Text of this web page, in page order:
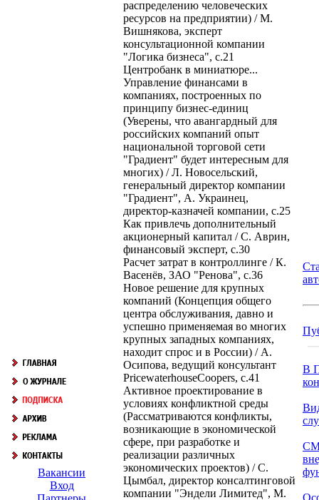
Вакансии
Вход
распределению человеческих
ресурсов на предприятии) / М.
Вишнякова, эксперт
консультационной компании
"Логика бизнеса", с.21
Центробанк в миниатюре...
Управление финансами в
компаниях, построенных по
принципу бизнес-единиц
(Уверены, что авангардный для
российских компаний опыт
национальной торговой сети
"Градиент" будет интересным для
многих) / Л. Новосельский,
генеральный директор компании
"Градиент", А. Украинец,
директор-казначей компании, с.25
Как привлечь дополнительный
акционерный капитал / С. Аврин,
финансовый эксперт, с.30
Расчет затрат в контроллинге / К.
Васенёв, ЗАО "Ренова", с.36
Новое решение для крупных
компаний (Концепция общего
центра обслуживания, давно и
успешно применяемая во многих
крупных западных компаниях,
находит спрос и в России) / А.
Осипова, ведущий консультант
PricewaterhouseCoopers, с.41
Активное проектирование в
условиях конфликтной среды
(Рассматриваются конфликты,
возникающие в экономической
сфере, при разработке и
реализации различных
экономических проектов) / С.
Цымбал, директор консалтинговой
компании "Эндели Лимитед", М.
В